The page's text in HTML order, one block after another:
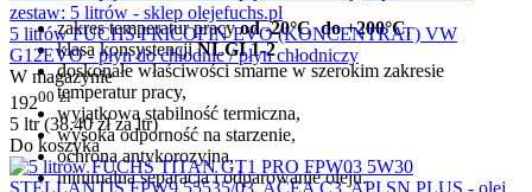
zakres temperatur pracyod -20°C do +200°C,
klasa konsystencjiNLGI 1-2
doskonałe właściwości smarne w szerokim zakresie
temperatur pracy,
wyjątkowa stabilność termiczna,
wysoka odporność na starzenie,
ochrona antykorozyjna,
minimalna separacja i odparowanie oleju.
5 litrów FUCHS FRICOFIN EVO (KONCENTRAT) VW
G12EVO - płyn do chłodnic / płyn chłodniczy
W magazynie
19200 zł
5 ltr (38.40złza ltr)
Do koszyka